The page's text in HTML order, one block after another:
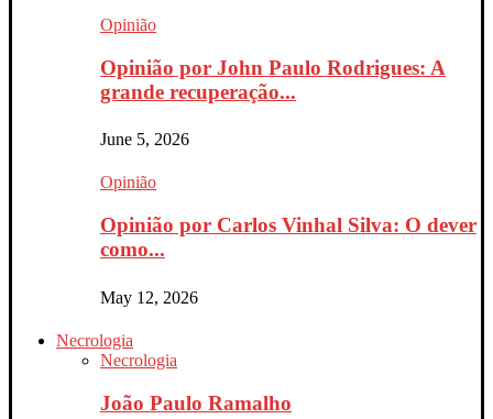
Opinião
Opinião por John Paulo Rodrigues: A
grande recuperação...
June 5, 2026
Opinião
Opinião por Carlos Vinhal Silva: O dever
como...
May 12, 2026
Necrologia
Necrologia
João Paulo Ramalho